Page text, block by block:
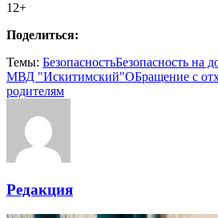
12+
Поделиться:
Темы: БезопасностьБезопасность на
МВД "Искитимский"ОБращение с
родителям
Редакция